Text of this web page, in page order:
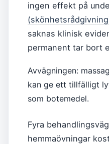
ingen effekt på
saknas klinisk
permanent tar bort
Avvägningen:
kan ge ett tillfälligt
som botemedel.
Fyra
hemmaövningar